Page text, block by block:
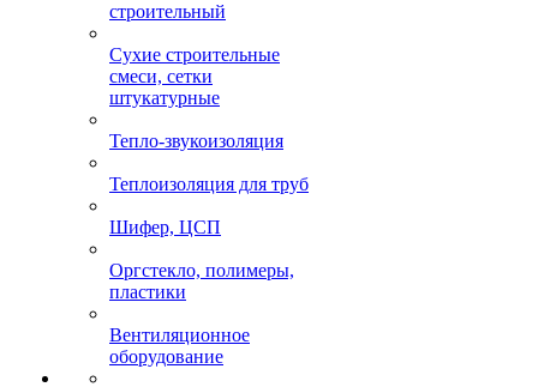
строительный
Сухие строительные
смеси, сетки
штукатурные
Тепло-звукоизоляция
Теплоизоляция для труб
Шифер, ЦСП
Оргстекло, полимеры,
пластики
Вентиляционное
оборудование